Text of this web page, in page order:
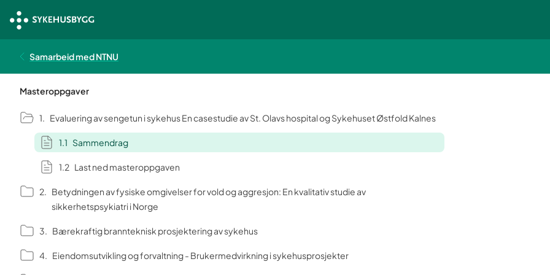
Samarbeid med NTNU
Masteroppgaver
Evaluering av sengetun i sykehus En casestudie av St. Olavs hospital og Sykehuset Østfold Kalnes
Sammendrag
Last ned masteroppgaven
Betydningen av fysiske omgivelser for vold og aggresjon: En kvalitativ studie av
sikkerhetspsykiatri i Norge
Bærekraftig brannteknisk prosjektering av sykehus
Eiendomsutvikling og forvaltning - Brukermedvirkning i sykehusprosjekter